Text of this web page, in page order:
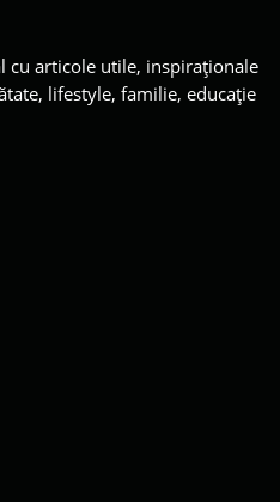
cu articole utile, inspiraționale
lifestyle, familie, educație